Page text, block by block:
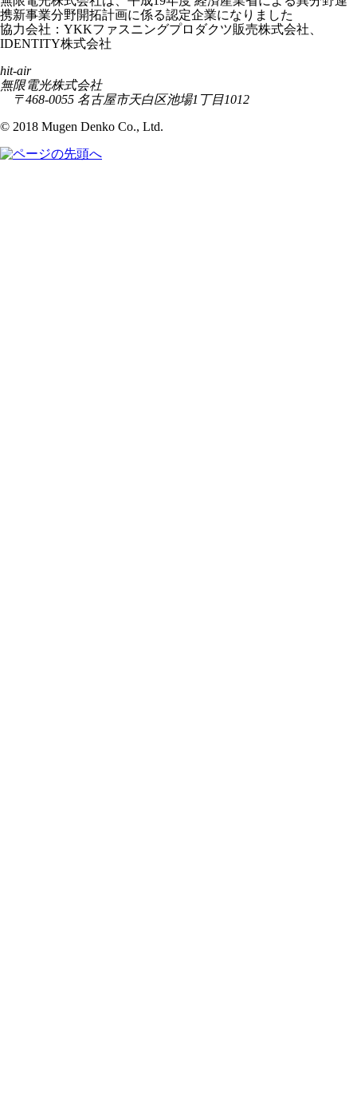
携新事業分野開拓計画に係る認定企業になりました
協力会社：YKKファスニングプロダクツ販売株式会社、
IDENTITY株式会社
hit-air
無限電光株式会社
〒468-0055 名古屋市天白区池場1丁目1012
© 2018 Mugen Denko Co., Ltd.